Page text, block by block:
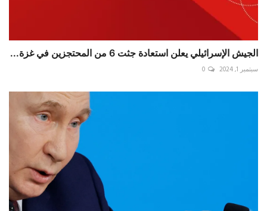
الجيش الإسرائيلي يعلن استعادة جثت 6 من المحتجزين في غزة...
سبتمبر 1, 2024 0